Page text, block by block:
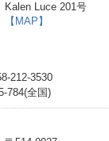
Kalen Luce 201号
【MAP】
212-3530
784(全国)